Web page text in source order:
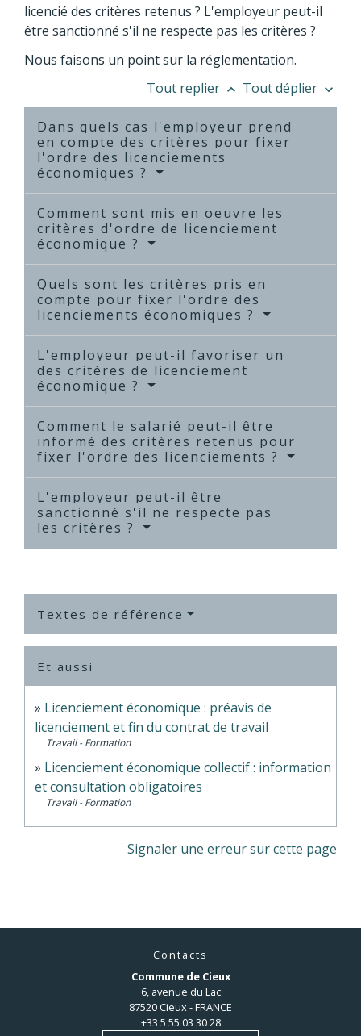
licencié des critères retenus ? L'employeur peut-il
être sanctionné s'il ne respecte pas les critères ?
Nous faisons un point sur la réglementation.
Tout replier keyboard_arrow_up Tout déplier keyboard_arrow_down
Dans quels cas l'employeur prend
en compte des critères pour fixer
l'ordre des licenciements
économiques ?
Comment sont mis en oeuvre les
critères d'ordre de licenciement
économique ?
Quels sont les critères pris en
compte pour fixer l'ordre des
licenciements économiques ?
L'employeur peut-il favoriser un
des critères de licenciement
économique ?
Comment le salarié peut-il être
informé des critères retenus pour
fixer l'ordre des licenciements ?
L'employeur peut-il être
sanctionné s'il ne respecte pas
les critères ?
Textes de référence
Et aussi
Licenciement économique : préavis de
licenciement et fin du contrat de travail
Travail - Formation
Licenciement économique collectif : information
et consultation obligatoires
Travail - Formation
Signaler une erreur sur cette page
Contacts
Commune de Cieux
6, avenue du Lac
87520 Cieux - FRANCE
+33 5 55 03 30 28